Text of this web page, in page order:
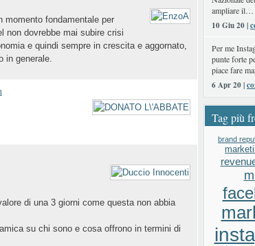
momento fondamentale per
non dovrebbe mai subire crisi
e quindi sempre in crescita e aggornato,
in generale.
di una 3 giorni come questa non abbia
su chi sono e cosa offrono in termini di
ampliare il…
10 Giu 20 |
Per me
punte forte
piace fare
6 Apr 20 |
Tag più
brand